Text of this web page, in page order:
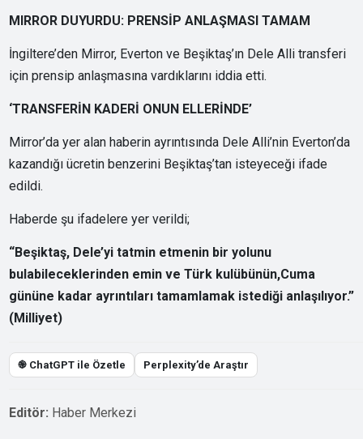
MIRROR DUYURDU: PRENSİP ANLAŞMASI TAMAM
İngiltere’den Mirror, Everton ve Beşiktaş’ın Dele Alli transferi
için prensip anlaşmasına vardıklarını iddia etti.
‘TRANSFERİN KADERİ ONUN ELLERİNDE’
Mirror’da yer alan haberin ayrıntısında Dele Alli’nin Everton’da
kazandığı ücretin benzerini Beşiktaş’tan isteyeceği ifade
edildi.
Haberde şu ifadelere yer verildi;
“Beşiktaş, Dele’yi tatmin etmenin bir yolunu
bulabileceklerinden emin ve Türk kulübünün,Cuma
gününe kadar ayrıntıları tamamlamak istediği anlaşılıyor.”
(Milliyet)
֎ ChatGPT ile Özetle Perplexity’de Araştır
Editör: Haber Merkezi